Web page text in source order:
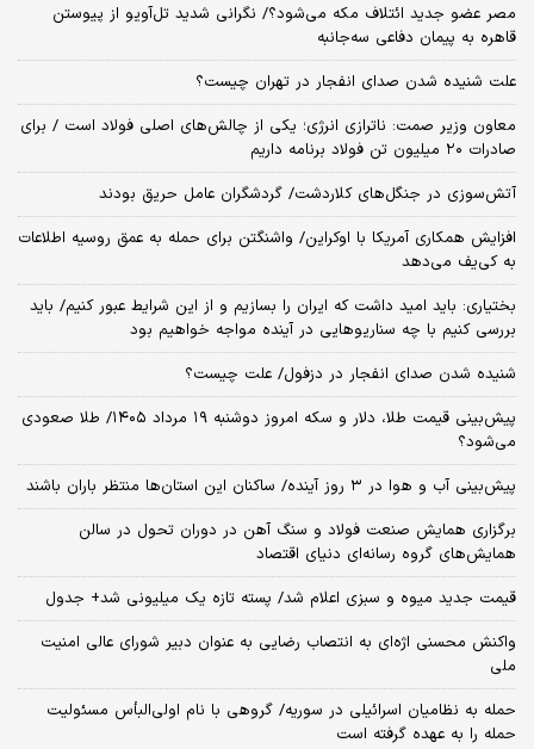
مصر عضو جدید ائتلاف مکه می‌شود؟/ نگرانی شدید تل‌آویو از پیوستن
قاهره به پیمان دفاعی سه‌جانبه
علت شنیده شدن صدای انفجار در تهران چیست؟
معاون وزیر صمت: ناترازی انرژی؛ یکی از چالش‌های اصلی فولاد است / برای
صادرات ۲۰ میلیون تن فولاد برنامه‌ داریم
آتش‌سوزی در جنگل‌های کلاردشت/ گردشگران عامل حریق بودند
افزایش همکاری آمریکا با اوکراین/ واشنگتن برای حمله به عمق روسیه اطلاعات
به کی‌یف می‌دهد
بختیاری: باید امید داشت که ایران را بسازیم و از این شرایط عبور کنیم/ باید
بررسی کنیم با چه سناریوهایی در آینده مواجه خواهیم بود
شنیده شدن صدای انفجار در دزفول/ علت چیست؟
پیش‌بینی قیمت طلا، دلار و سکه امروز دوشنبه ۱۹ مرداد ۱۴۰۵/ طلا صعودی
می‌شود؟
پیش‌بینی آب و هوا در ۳ روز آینده/ ساکنان این استان‌ها منتظر باران باشند
برگزاری همایش صنعت فولاد و سنگ آهن در دوران تحول در سالن
همایش‌های گروه رسانه‌ای دنیای اقتصاد
قیمت جدید میوه و سبزی اعلام شد/ پسته تازه یک میلیونی شد+ جدول
واکنش محسنی اژه‌ای به انتصاب رضایی به عنوان دبیر شورای عالی امنیت
ملی
حمله به نظامیان اسرائیلی در سوریه/ گروهی با نام اولی‌البأس مسئولیت
حمله را به عهده گرفته است